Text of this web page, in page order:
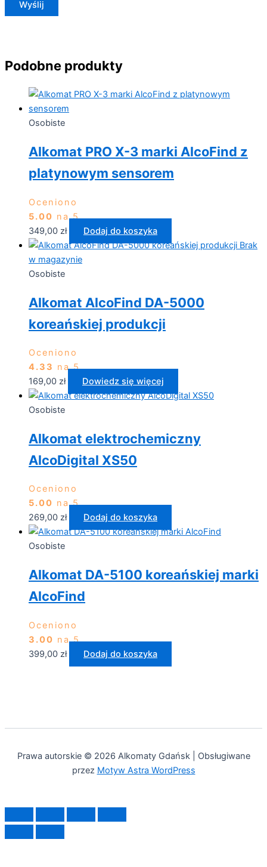
Podobne produkty
Osobiste
Alkomat PRO X-3 marki AlcoFind z
platynowym sensorem
Oceniono
5.00 na 5
349,00 zł
Dodaj do koszyka
Brak
w magazynie
Osobiste
Alkomat AlcoFind DA-5000
koreańskiej produkcji
Oceniono
4.33 na 5
169,00 zł Dowiedz się więcej
Osobiste
Alkomat elektrochemiczny
AlcoDigital XS50
Oceniono
5.00 na 5
269,00 zł Dodaj do koszyka
Osobiste
Alkomat DA-5100 koreańskiej marki
AlcoFind
Oceniono
3.00 na 5
399,00 zł Dodaj do koszyka
Prawa autorskie © 2026 Alkomaty Gdańsk | Obsługiwane
przez Motyw Astra WordPress